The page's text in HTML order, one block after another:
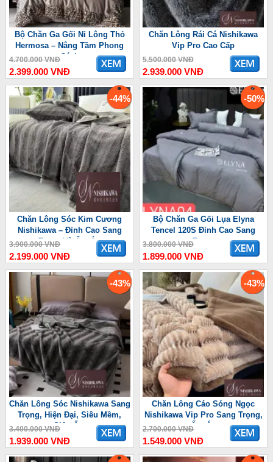
Bộ Chăn Ga Gối Nỉ Lông Thỏ
Hermosa – Nâng Tầm Phong
Cách
4.700.000 VNĐ
2.399.000 VNĐ
Chăn Lông Rái Cá Nishikawa
Vip Pro Cao Cấp
5.500.000 VNĐ
2.939.000 VNĐ
-44%
Chăn Lông Sóc Kim Cương
Nishikawa – Đỉnh Cao Sang
Trọng Và Ấm Áp
3.900.000 VNĐ
2.199.000 VNĐ
-50%
Bộ Chăn Ga Gối Lụa Elyna
Tencel 120S Đỉnh Cao Sang
Trọng
3.800.000 VNĐ
1.899.000 VNĐ
-43%
Chăn Lông Sóc Nishikawa Sang
Trọng, Hiện Đại, Siêu Mềm,
Siêu Ấm
3.400.000 VNĐ
1.939.000 VNĐ
-43%
Chăn Lông Cáo Sóng Ngọc
Nishikawa Vip Pro Sang Trọng,
Ấm Áp
2.700.000 VNĐ
1.549.000 VNĐ